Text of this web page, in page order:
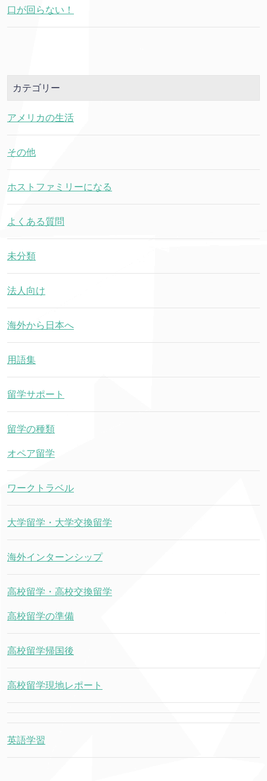
口が回らない！
カテゴリー
アメリカの生活
その他
ホストファミリーになる
よくある質問
未分類
法人向け
海外から日本へ
用語集
留学サポート
留学の種類
オペア留学
ワークトラベル
大学留学・大学交換留学
海外インターンシップ
高校留学・高校交換留学
高校留学の準備
高校留学帰国後
高校留学現地レポート
英語学習